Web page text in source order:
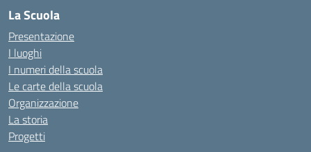
La Scuola
Presentazione
I luoghi
I numeri della scuola
Le carte della scuola
Organizzazione
La storia
Progetti